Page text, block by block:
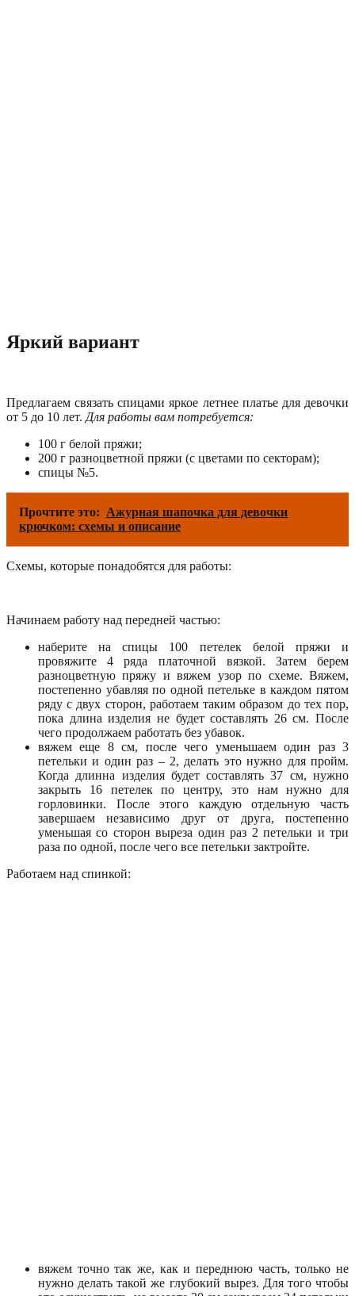
Яркий вариант
Предлагаем связать спицами яркое летнее платье для девочки
от 5 до 10 лет. Для работы вам потребуется:
100 г белой пряжи;
200 г разноцветной пряжи (с цветами по секторам);
спицы №5.
Прочтите это: Ажурная шапочка для девочки
крючком: схемы и описание
Схемы, которые понадобятся для работы:
Начинаем работу над передней частью:
наберите на спицы 100 петелек белой пряжи и
провяжите 4 ряда платочной вязкой. Затем берем
разноцветную пряжу и вяжем узор по схеме. Вяжем,
постепенно убавляя по одной петельке в каждом пятом
ряду с двух сторон, работаем таким образом до тех пор,
пока длина изделия не будет составлять 26 см. После
чего продолжаем работать без убавок.
вяжем еще 8 см, после чего уменьшаем один раз 3
петельки и один раз – 2, делать это нужно для пройм.
Когда длинна изделия будет составлять 37 см, нужно
закрыть 16 петелек по центру, это нам нужно для
горловинки. После этого каждую отдельную часть
завершаем независимо друг от друга, постепенно
уменьшая со сторон выреза один раз 2 петельки и три
раза по одной, после чего все петельки зактройте.
Работаем над спинкой:
вяжем точно так же, как и переднюю часть, только не
нужно делать такой же глубокий вырез. Для того чтобы